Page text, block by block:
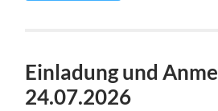
Einladung und
24.07.2026